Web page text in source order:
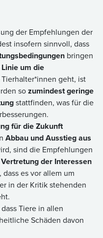
der Empfehlungen der
insofern sinnvoll, dass
bringen
um die
geht, ist
sozumindest geringe
stattfinden, was für die
für die Zukunft
Abbau und Ausstieg aus
sind die Empfehlungen
der Interessen
es vor allem um
in der Kritik stehenden
Tiere in allen
Schäden davon